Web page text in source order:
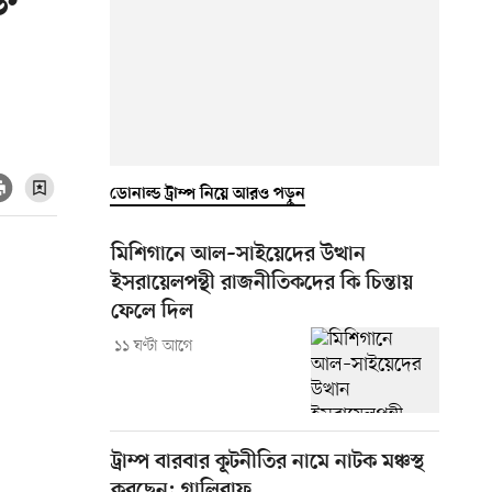
ডোনাল্ড ট্রাম্প নিয়ে আরও পড়ুন
মিশিগানে আল–সাইয়েদের উত্থান
ইসরায়েলপন্থী রাজনীতিকদের কি চিন্তায়
ফেলে দিল
১১ ঘণ্টা আগে
ট্রাম্প বারবার কূটনীতির নামে নাটক মঞ্চস্থ